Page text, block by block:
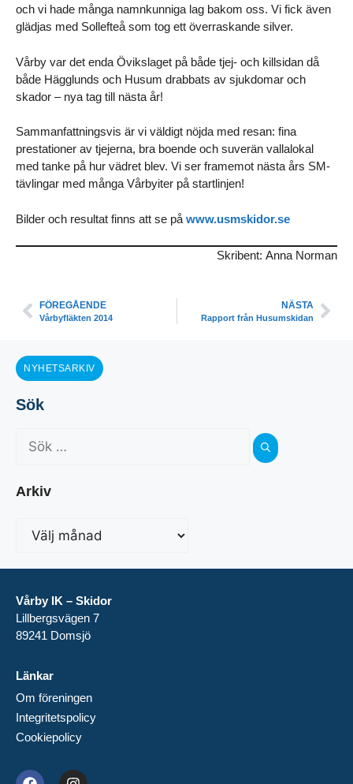
NYHETSARKIV
Sök
Arkiv
och vi hade många namnkunniga lag bakom oss. Vi fick även
glädjas med Sollefteå som tog ett överraskande silver.
Vårby var det enda Övikslaget på både tjej- och killsidan då
både Hägglunds och Husum drabbats av sjukdomar och
skador – nya tag till nästa år!
Sammanfattningsvis är vi väldigt nöjda med resan: fina
prestationer av tjejerna, bra boende och suverän vallalokal
med tanke på hur vädret blev. Vi ser framemot nästa års SM-
tävlingar med många Vårbyiter på startlinjen!
Bilder och resultat finns att se på www.usmskidor.se
Skribent: Anna Norman
FÖREGÅENDE
Vårbyfläkten 2014
NÄSTA
Rapport från Husumskidan
Vårby IK – Skidor
Lillbergsvägen 7
89241 Domsjö
Länkar
Om föreningen
Integritetspolicy
Cookiepolicy